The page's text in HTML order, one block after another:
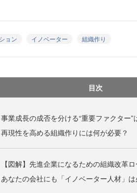
ョン イノベーター 組織作り
目次
事業成長の成否を分ける“重要ファクター”
再現性を高める組織作りには何が必要？
【図解】先進企業になるための組織改革
あなたの会社にも「イノベーター人材」は